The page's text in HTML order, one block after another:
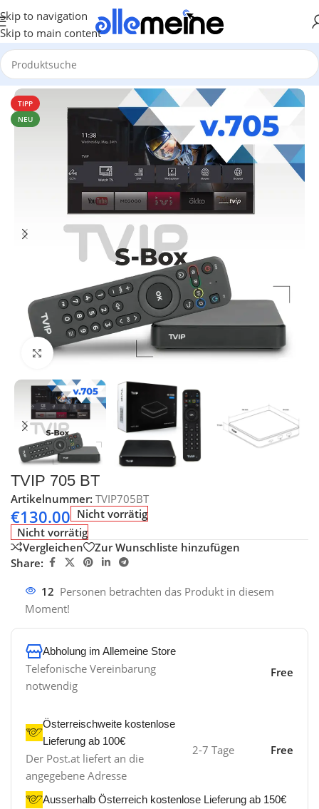
Skip to navigation
Skip to main content
Start/TV & Heimkino/TV Box
TIPP
NEU
Klick zum Vergrößern
TVIP 705 BT
Artikelnummer: TVIP705BT
€130.00 Nicht vorrätig
Nicht vorrätig
Vergleichen
Zur Wunschliste hinzufügen
Share:
12 Personen betrachten das Produkt in diesem
Moment!
Abholung im Allemeine Store
Telefonische Vereinbarung
notwendig
Free
Österreischweite kostenlose
Lieferung ab 100€
Der Post.at liefert an die
angegebene Adresse
2-7 Tage Free
Ausserhalb Österreich kostenlose Lieferung ab 150€